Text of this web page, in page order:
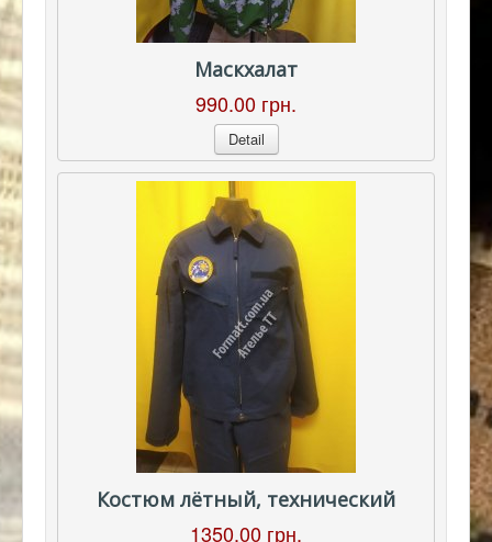
Маскхалат
990.00 грн.
Detail
Костюм лётный, технический
1350.00 грн.